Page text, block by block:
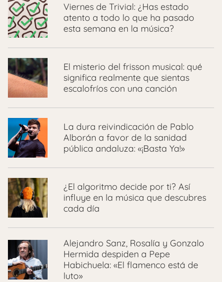
Viernes de Trivial: ¿Has estado
atento a todo lo que ha pasado
esta semana en la música?
El misterio del frisson musical: qué
significa realmente que sientas
escalofríos con una canción
La dura reivindicación de Pablo
Alborán a favor de la sanidad
pública andaluza: «¡Basta Ya!»
¿El algoritmo decide por ti? Así
influye en la música que descubres
cada día
Alejandro Sanz, Rosalía y Gonzalo
Hermida despiden a Pepe
Habichuela: «El flamenco está de
luto»